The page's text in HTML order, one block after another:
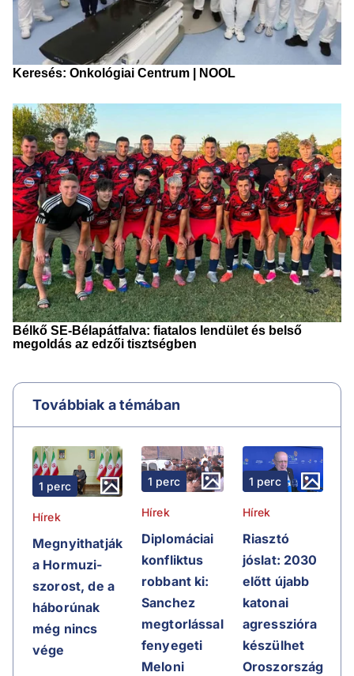
Továbbiak a témában
1 perc
Hírek
Megnyithatják
a Hormuzi-
szorost, de a
háborúnak
még nincs
vége
1 perc
Hírek
Diplomáciai
konfliktus
robbant ki:
Sanchez
megtorlással
fenyegeti
Meloni
1 perc
Hírek
Riasztó
jóslat: 2030
előtt újabb
katonai
agresszióra
készülhet
Oroszország